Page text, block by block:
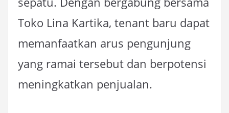
Toko Lina Kartika, tenant baru dapat
memanfaatkan arus pengunjung
yang ramai tersebut dan berpotensi
meningkatkan penjualan.